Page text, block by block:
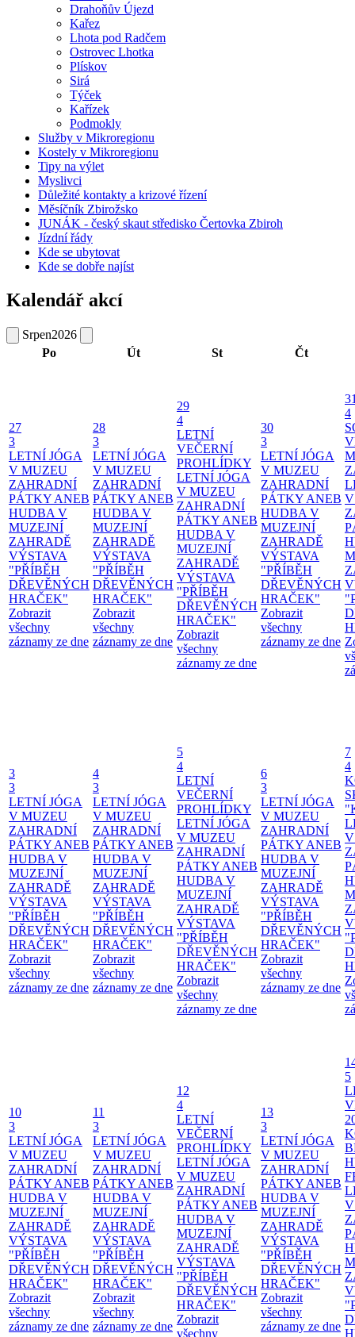
Drahoňův Újezd
Kařez
Lhota pod Radčem
Ostrovec Lhotka
Plískov
Sirá
Týček
Kařízek
Podmokly
Služby v Mikroregionu
Kostely v Mikroregionu
Tipy na výlet
Myslivci
Důležité kontakty a krizové řízení
Měsíčník Zbirožsko
JUNÁK - český skaut středisko Čertovka Zbiroh
Jízdní řády
Kde se ubytovat
Kde se dobře najíst
Kalendář akcí
Srpen2026
Po
Út St Čt
27
3
LETNÍ JÓGA
V MUZEU
ZAHRADNÍ
PÁTKY ANEB
HUDBA V
MUZEJNÍ
ZAHRADĚ
VÝSTAVA
"PŘÍBĚH
DŘEVĚNÝCH
HRAČEK"
Zobrazit
všechny
záznamy ze dne
28
3
LETNÍ JÓGA
V MUZEU
ZAHRADNÍ
PÁTKY ANEB
HUDBA V
MUZEJNÍ
ZAHRADĚ
VÝSTAVA
"PŘÍBĚH
DŘEVĚNÝCH
HRAČEK"
Zobrazit
všechny
záznamy ze dne
29
4
LETNÍ
VEČERNÍ
PROHLÍDKY
LETNÍ JÓGA
V MUZEU
ZAHRADNÍ
PÁTKY ANEB
HUDBA V
MUZEJNÍ
ZAHRADĚ
VÝSTAVA
"PŘÍBĚH
DŘEVĚNÝCH
HRAČEK"
Zobrazit
všechny
záznamy ze dne
30
3
LETNÍ JÓGA
V MUZEU
ZAHRADNÍ
PÁTKY ANEB
HUDBA V
MUZEJNÍ
ZAHRADĚ
VÝSTAVA
"PŘÍBĚH
DŘEVĚNÝCH
HRAČEK"
Zobrazit
všechny
záznamy ze dne
4
3
3
LETNÍ JÓGA
V MUZEU
ZAHRADNÍ
PÁTKY ANEB
HUDBA V
MUZEJNÍ
ZAHRADĚ
VÝSTAVA
"PŘÍBĚH
DŘEVĚNÝCH
HRAČEK"
Zobrazit
všechny
záznamy ze dne
4
3
LETNÍ JÓGA
V MUZEU
ZAHRADNÍ
PÁTKY ANEB
HUDBA V
MUZEJNÍ
ZAHRADĚ
VÝSTAVA
"PŘÍBĚH
DŘEVĚNÝCH
HRAČEK"
Zobrazit
všechny
záznamy ze dne
5
4
LETNÍ
VEČERNÍ
PROHLÍDKY
LETNÍ JÓGA
V MUZEU
ZAHRADNÍ
PÁTKY ANEB
HUDBA V
MUZEJNÍ
ZAHRADĚ
VÝSTAVA
"PŘÍBĚH
DŘEVĚNÝCH
HRAČEK"
Zobrazit
všechny
záznamy ze dne
6
3
LETNÍ JÓGA
V MUZEU
ZAHRADNÍ
PÁTKY ANEB
HUDBA V
MUZEJNÍ
ZAHRADĚ
VÝSTAVA
"PŘÍBĚH
DŘEVĚNÝCH
HRAČEK"
Zobrazit
všechny
záznamy ze dne
7
4
10
3
LETNÍ JÓGA
V MUZEU
ZAHRADNÍ
PÁTKY ANEB
HUDBA V
MUZEJNÍ
ZAHRADĚ
VÝSTAVA
"PŘÍBĚH
DŘEVĚNÝCH
HRAČEK"
Zobrazit
všechny
záznamy ze dne
11
3
LETNÍ JÓGA
V MUZEU
ZAHRADNÍ
PÁTKY ANEB
HUDBA V
MUZEJNÍ
ZAHRADĚ
VÝSTAVA
"PŘÍBĚH
DŘEVĚNÝCH
HRAČEK"
Zobrazit
všechny
záznamy ze dne
12
4
LETNÍ
VEČERNÍ
PROHLÍDKY
LETNÍ JÓGA
V MUZEU
ZAHRADNÍ
PÁTKY ANEB
HUDBA V
MUZEJNÍ
ZAHRADĚ
VÝSTAVA
"PŘÍBĚH
DŘEVĚNÝCH
HRAČEK"
Zobrazit
všechny
13
3
LETNÍ JÓGA
V MUZEU
ZAHRADNÍ
PÁTKY ANEB
HUDBA V
MUZEJNÍ
ZAHRADĚ
VÝSTAVA
"PŘÍBĚH
DŘEVĚNÝCH
HRAČEK"
Zobrazit
všechny
záznamy ze dne
5